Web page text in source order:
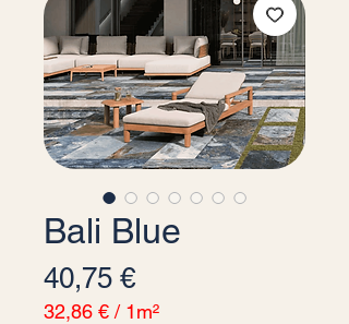
Bali Blue
40,75 €Preis
32,86 € / 1m²